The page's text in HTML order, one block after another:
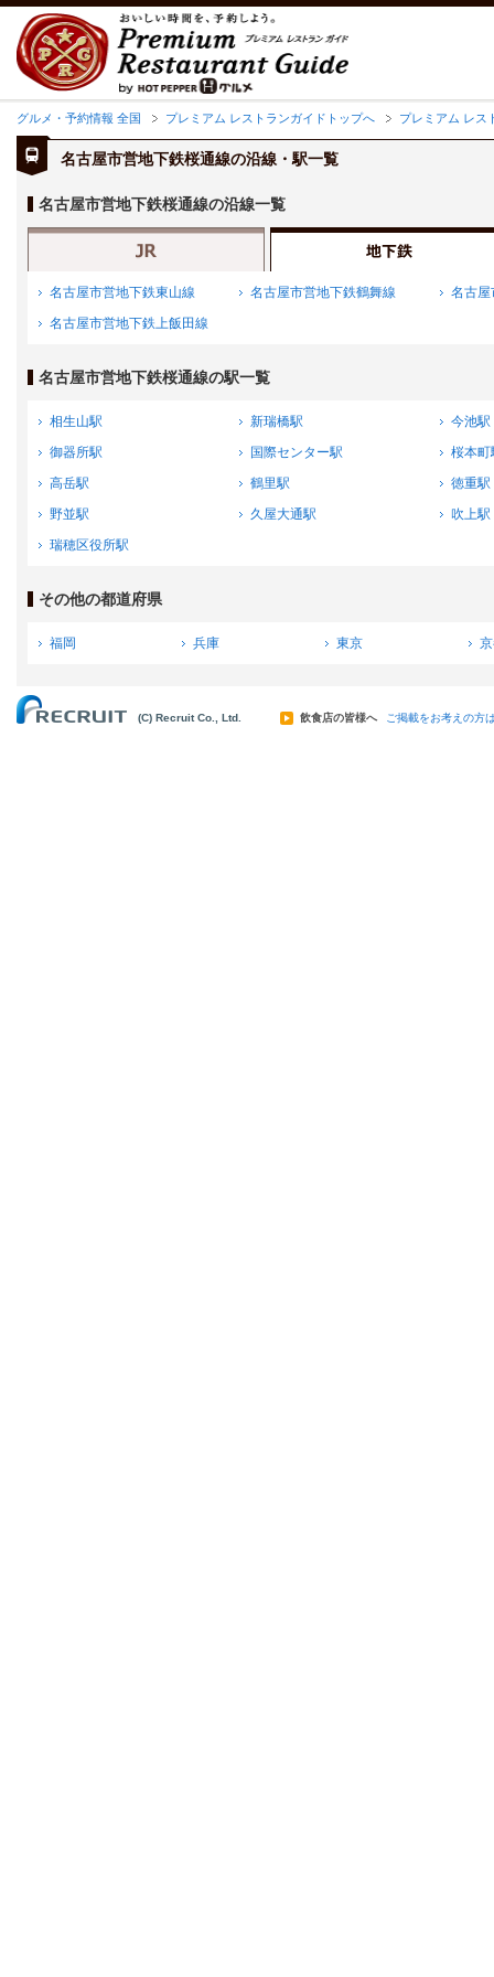
グルメ・予約情報 全国 プレミアム レストランガイドトップへ プレミアム レス
名古屋市営地下鉄桜通線の沿線・駅一覧
名古屋市営地下鉄桜通線の沿線一覧
名古屋市営地下鉄東山線 名古屋市営地下鉄鶴舞線
名古屋
名古屋市営地下鉄上飯田線
名古屋市営地下鉄桜通線の駅一覧
相生山駅 新瑞橋駅
今池駅
御器所駅
国際センター駅
桜本町
高岳駅
鶴里駅
徳重駅
野並駅
久屋大通駅
吹上駅
瑞穂区役所駅
その他の都道府県
福岡 兵庫 東京
(C) Recruit Co., Ltd. 飲食店の皆様へ ご掲載をお考えの方